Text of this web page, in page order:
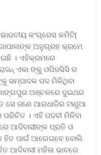
କଂଗ୍ରେସ କମିଟି(
ଅନୁଗ୍ରହ କ୍ରମେ
। ଏହିକ୍ରମରେ
ଏକା ଙ୍କୁ ଓପିଜସିସି ର
ସମ୍ପାଦକ ପଦ ମିଳିଥିବା
ଅଞ୍ଚଳରେ ଦୁଇଥର
ସେ ଜଣେ ଆଗଧାଡିର ଟାଣୁଆ
ପରିଚିତ । ଏହି ପଦବୀ ମିଳିବା
ଆଦିବାସୀଙ୍କ ପ୍ରତି ଓ
ହିତ ପାଇଁ ଆଗେଇବେ ବୋଲି
ଆଦିବାସୀ ମହିଳା ଭାବରେ